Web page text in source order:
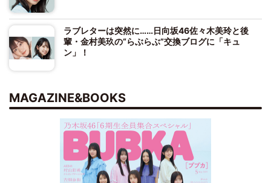
ラブレターは突然に……日向坂46佐々木美玲と後
輩・金村美玖の“らぶらぶ”交換ブログに「キュ
ン」！
MAGAZINE&BOOKS